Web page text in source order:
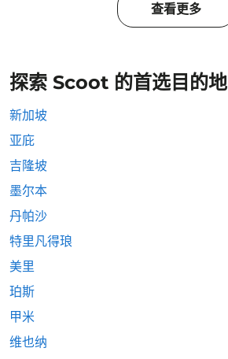
查看更多
探索 Scoot 的首选目的地
新加坡
亚庇
吉隆坡
墨尔本
丹帕沙
特里凡得琅
美里
珀斯
甲米
维也纳